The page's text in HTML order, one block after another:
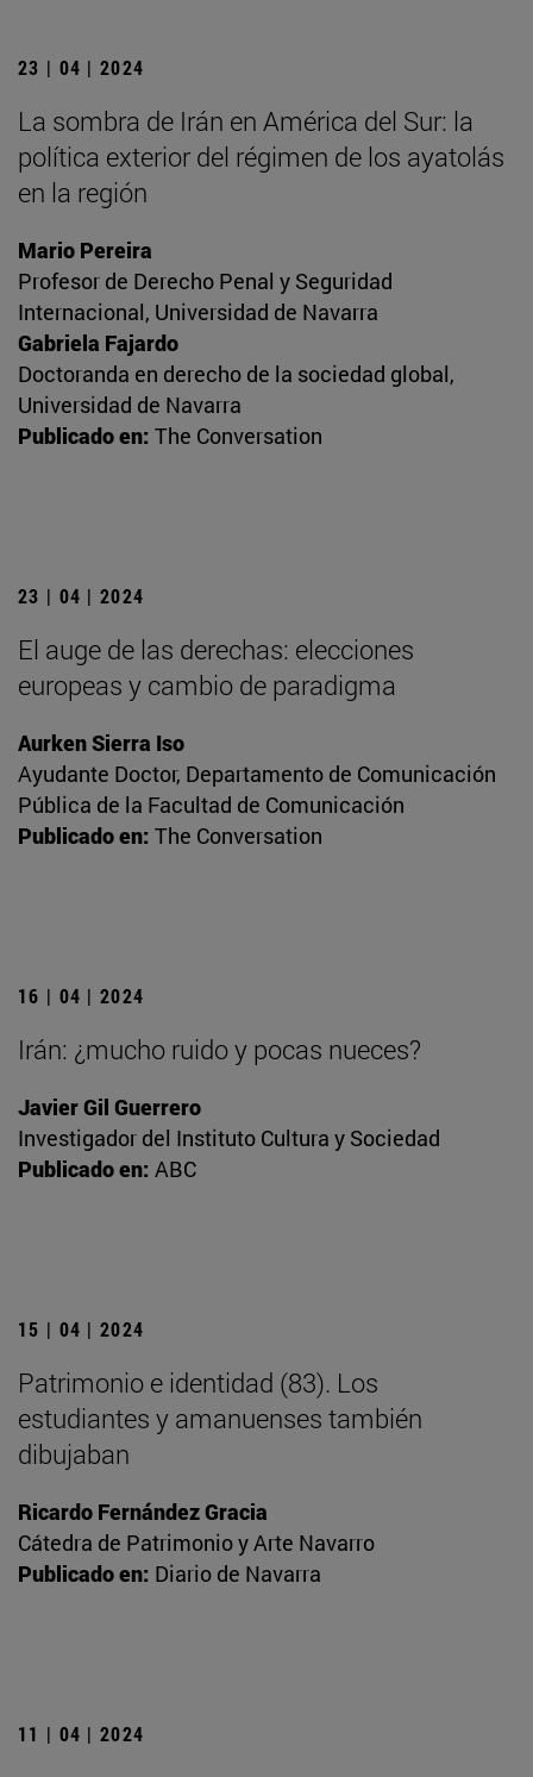
23 | 04 | 2024
La sombra de Irán en América del Sur: la
política exterior del régimen de los ayatolás
en la región
Mario Pereira
Profesor de Derecho Penal y Seguridad
Internacional, Universidad de Navarra
Gabriela Fajardo
Doctoranda en derecho de la sociedad global,
Universidad de Navarra
Publicado en: The Conversation
23 | 04 | 2024
El auge de las derechas: elecciones
europeas y cambio de paradigma
Aurken Sierra Iso
Ayudante Doctor, Departamento de Comunicación
Pública de la Facultad de Comunicación
Publicado en: The Conversation
16 | 04 | 2024
Irán: ¿mucho ruido y pocas nueces?
Javier Gil Guerrero
Investigador del Instituto Cultura y Sociedad
Publicado en: ABC
15 | 04 | 2024
Patrimonio e identidad (83). Los
estudiantes y amanuenses también
dibujaban
Ricardo Fernández Gracia
Cátedra de Patrimonio y Arte Navarro
Publicado en: Diario de Navarra
11 | 04 | 2024